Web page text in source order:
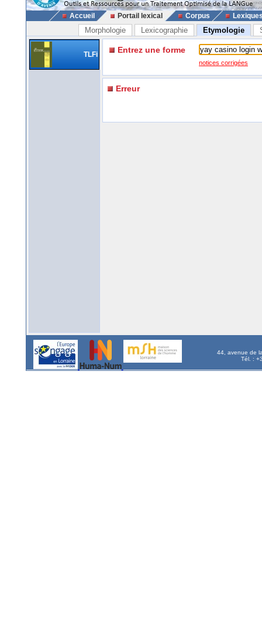
Accueil Portail lexical Corpus
Morphologie Lexicographie Etymologie
TLFi Entrez une forme
notices corrigées
Erreur
44, avenue de
Tél. :